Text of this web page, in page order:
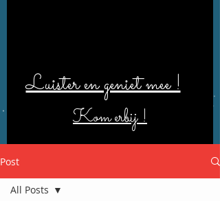
Luister en geniet mee !
Kom erbij !
Post
All Posts